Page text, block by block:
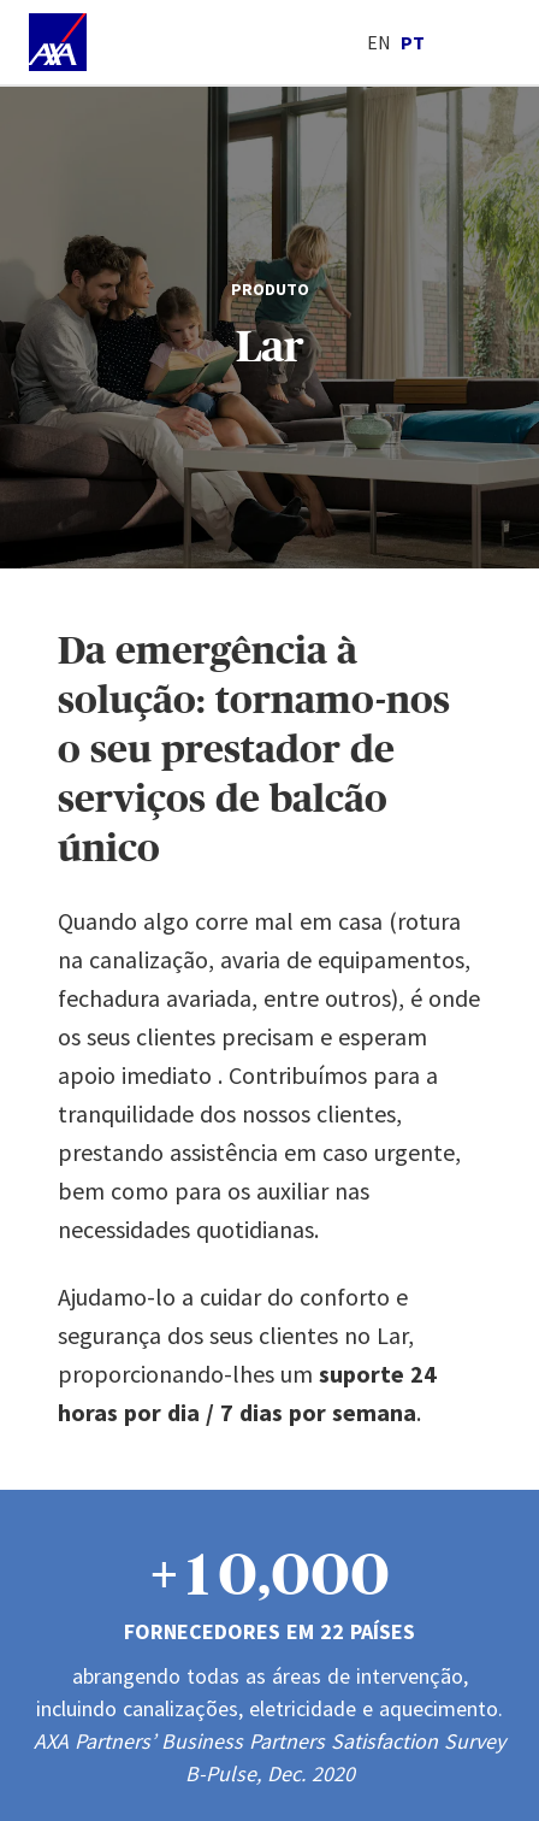
EN PT
PRODUTO
Lar
Da emergência à
solução: tornamo-nos
o seu prestador de
serviços de balcão
único
Quando algo corre mal em casa (rotura
na canalização, avaria de equipamentos,
fechadura avariada, entre outros), é onde
os seus clientes precisam e esperam
apoio imediato . Contribuímos para a
tranquilidade dos nossos clientes,
prestando assistência em caso urgente,
bem como para os auxiliar nas
necessidades quotidianas.
Ajudamo-lo a cuidar do conforto e
segurança dos seus clientes no Lar,
proporcionando-lhes um suporte 24
horas por dia / 7 dias por semana.
+
0
1
2
3
0
1
2
,0
1
2
0
1
2
0
1
2
FORNECEDORES EM 22 PAÍSES
abrangendo todas as áreas de intervenção,
incluindo canalizações, eletricidade e aquecimento.
AXA Partners’ Business Partners Satisfaction Survey
B-Pulse, Dec. 2020
0
0
1
2